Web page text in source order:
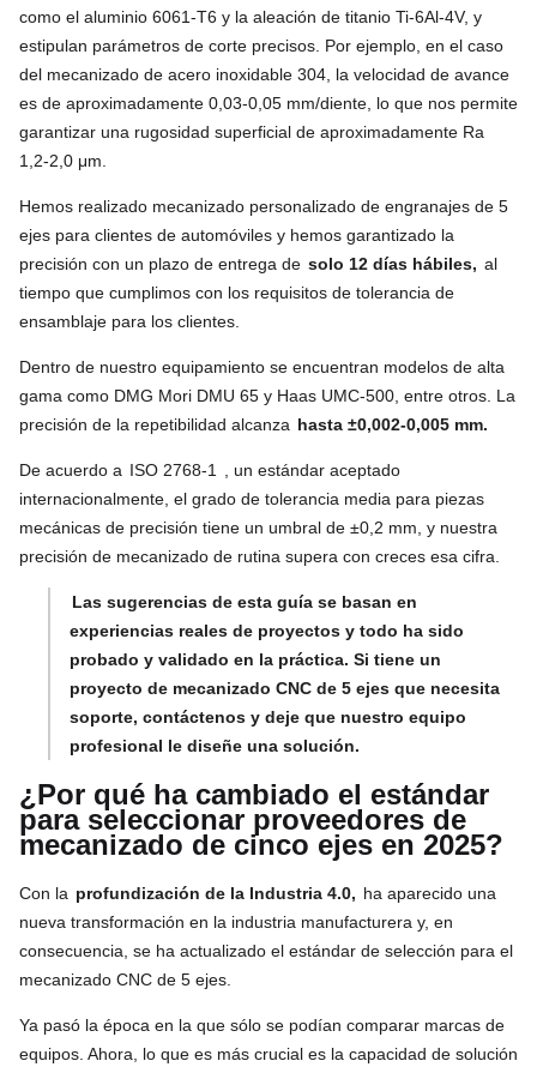
como el aluminio 6061-T6 y la aleación de titanio Ti-6Al-4V, y
estipulan parámetros de corte precisos. Por ejemplo, en el caso
del mecanizado de acero inoxidable 304, la velocidad de avance
es de aproximadamente 0,03-0,05 mm/diente, lo que nos permite
garantizar una rugosidad superficial de aproximadamente Ra
1,2-2,0 μm.
Hemos realizado mecanizado personalizado de engranajes de 5
ejes para clientes de automóviles y hemos garantizado la
precisión con un plazo de entrega de solo 12 días hábiles, al
tiempo que cumplimos con los requisitos de tolerancia de
ensamblaje para los clientes.
Dentro de nuestro equipamiento se encuentran modelos de alta
gama como DMG Mori DMU 65 y Haas UMC-500, entre otros. La
precisión de la repetibilidad alcanza hasta ±0,002-0,005 mm.
De acuerdo a ISO 2768-1
, un estándar aceptado
internacionalmente, el grado de tolerancia media para piezas
mecánicas de precisión tiene un umbral de ±0,2 mm, y nuestra
precisión de mecanizado de rutina supera con creces esa cifra.
Las sugerencias de esta guía se basan en
experiencias reales de proyectos y todo ha sido
probado y validado en la práctica. Si tiene un
proyecto de mecanizado CNC de 5 ejes que necesita
soporte, contáctenos y deje que nuestro equipo
profesional le diseñe una solución.
¿Por qué ha cambiado el estándar
para seleccionar proveedores de
mecanizado de cinco ejes en 2025?
Con la profundización de la Industria 4.0, ha aparecido una
nueva transformación en la industria manufacturera y, en
consecuencia, se ha actualizado el estándar de selección para el
mecanizado CNC de 5 ejes.
Ya pasó la época en la que sólo se podían comparar marcas de
equipos. Ahora, lo que es más crucial es la capacidad de solución